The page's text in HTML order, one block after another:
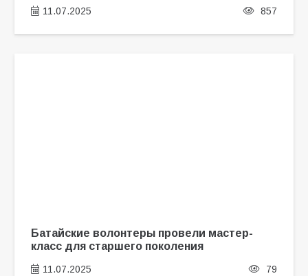
11.07.2025 857
Батайские волонтеры провели мастер-
класс для старшего поколения
11.07.2025 79